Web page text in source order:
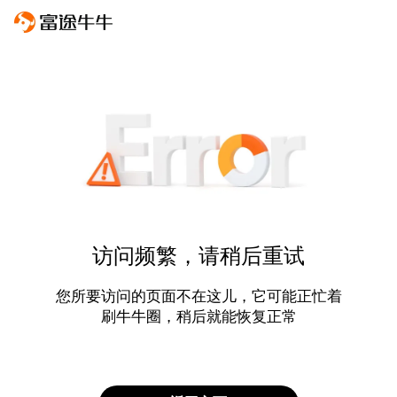
访问频繁，请稍后重试
您所要访问的页面不在这儿，它可能正忙着
刷牛牛圈，稍后就能恢复正常